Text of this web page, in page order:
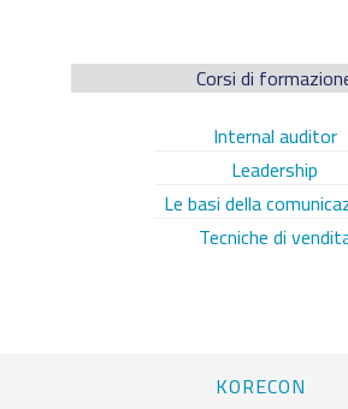
Corsi di
Internal auditor
Leadership
Le basi della
Tecniche di
KORECON